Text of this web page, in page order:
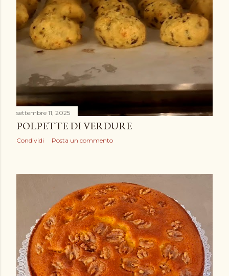
settembre 11, 2025
POLPETTE DI VERDURE
Condividi Posta un commento